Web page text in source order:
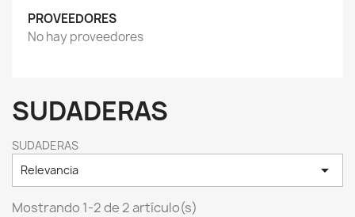
PROVEEDORES
No hay proveedores
SUDADERAS
SUDADERAS
Relevancia

Mostrando 1-2 de 2 artículo(s)